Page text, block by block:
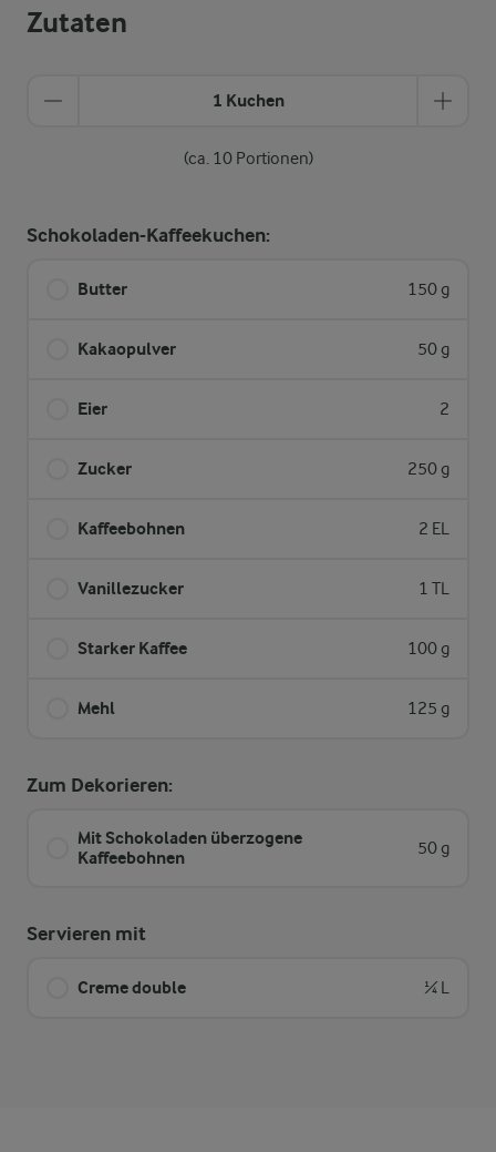
Zutaten
1 Kuchen
(ca. 10 Portionen)
Schokoladen-Kaffeekuchen:
Butter 150 g
Kakaopulver 50 g
Eier 2
Zucker 250 g
Kaffeebohnen 2 EL
Vanillezucker 1 TL
Starker Kaffee 100 g
Mehl 125 g
Zum Dekorieren:
Mit Schokoladen überzogene
Kaffeebohnen
50 g
Servieren mit
Creme double ¼ L